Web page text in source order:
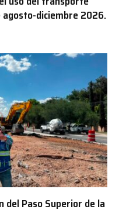
diciembre 2026.
del Paso Superior de la